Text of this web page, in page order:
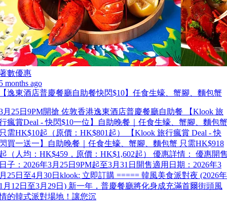
數優惠
months ago
逸東酒店普慶餐廳自助餐快閃$10】任食生蠔、蟹腳、麵包蟹
月25日9PM開搶 佐敦香港逸東酒店普慶餐廳自助餐 【Klook 旅
瘋賞Deal - 快閃$10一位】自助晚餐｜任食生蠔、蟹腳、麵包蟹
需HK$10起（原價：HK$801起） 【Klook 旅行瘋賞 Deal - 快
買一送一】自助晚餐｜任食生蠔、蟹腳、麵包蟹 只需HK$918
（人均：HK$459，原價：HK$1,602起） 優惠詳情： 優惠開
子：2026年3月25日9PM起至3月31日開售適用日期：2026年3
25日至4月30日klook: 立即訂購 ===== 韓風美食派對夜 (2026年
月12日至3月29日) 新一年，普慶餐廳將化身成充滿首爾街頭風
的韓式派對場地！讓您沉